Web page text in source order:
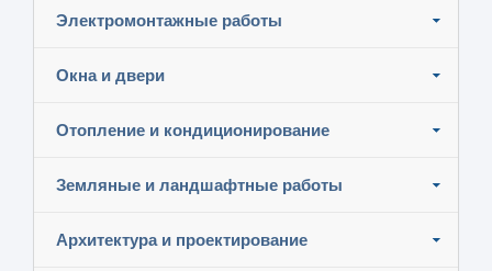
Электромонтажные работы
Окна и двери
Отопление и кондиционирование
Земляные и ландшафтные работы
Архитектура и проектирование